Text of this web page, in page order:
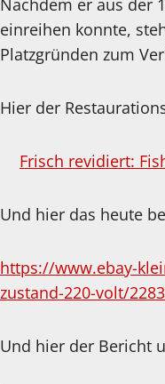
einreihen konnte,
Platzgründen zum
Hier der
Frisch revidiert:
Und hier das heute
https://www.ebay-
zustand-220-volt/
Und hier der Bericht